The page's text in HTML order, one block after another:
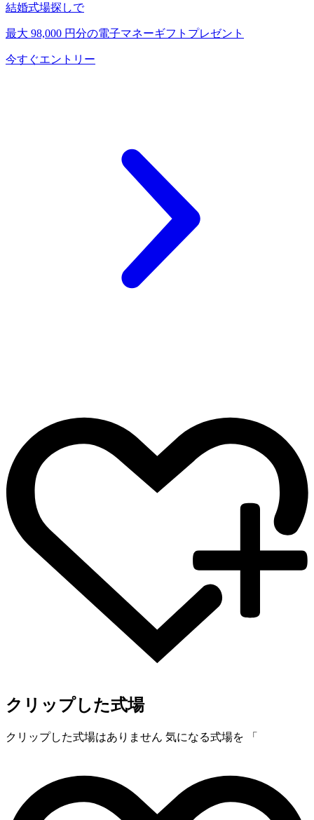
結婚式場探しで
最大 98,000 円分の電子マネーギフトプレゼント
今すぐエントリー
クリップした式場
クリップした式場はありません 気になる式場を 「